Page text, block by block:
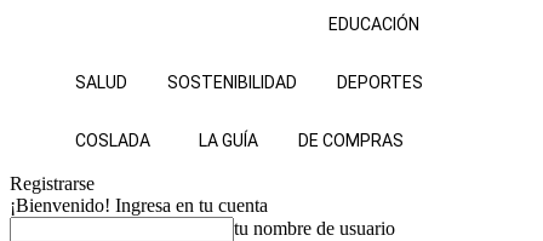
EDUCACIÓN
SALUD SOSTENIBILIDAD DEPORTES
COSLADA LA GUÍA DE COMPRAS
Registrarse
¡Bienvenido! Ingresa en tu cuenta
tu nombre de usuario